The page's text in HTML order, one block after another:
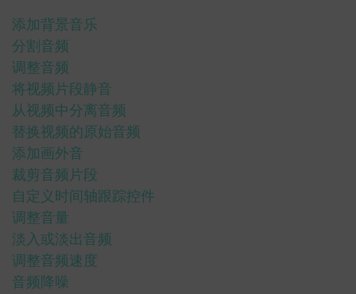
添加背景音乐
分割音频
调整音频
将视频片段静音
从视频中分离音频
替换视频的原始音频
添加画外音
裁剪音频片段
自定义时间轴跟踪控件
调整音量
淡入或淡出音频
调整音频速度
音频降噪